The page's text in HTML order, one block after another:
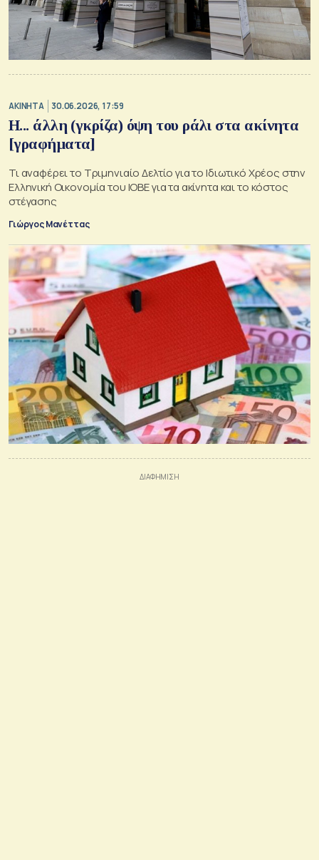
ΑΚΙΝΗΤΑ 30.06.2026, 17:59
Η... άλλη (γκρίζα) όψη του ράλι στα ακίνητα
[γραφήματα]
Τι αναφέρει το Τριμηνιαίο Δελτίο για το Ιδιωτικό Χρέος στην
Ελληνική Οικονομία του ΙΟΒΕ για τα ακίνητα και το κόστος
στέγασης
Γιώργος Μανέττας